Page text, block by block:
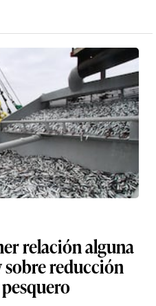
relación alguna
sobre reducción